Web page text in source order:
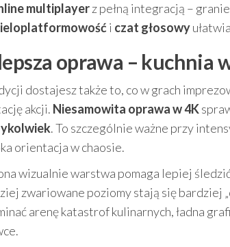
multiplayerz pełną integracją –
i czat głosowy
oprawa – kuchnia
dostajesz także to, co w grach
akcji. Niesamowita oprawa w 4K
. To szczególnie ważne przy
orientacja w chaosie.
wizualnie warstwa pomaga lepiej
zwariowane poziomy stają się bardziej
arenę katastrof kulinarnych, ładna